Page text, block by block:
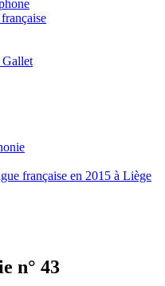
française en 2015 à Liège
n° 43